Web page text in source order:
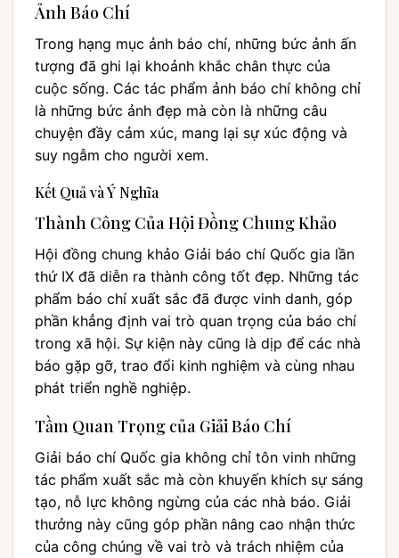
Ảnh Báo Chí
Trong hạng mục ảnh báo chí, những bức ảnh ấn
tượng đã ghi lại khoảnh khắc chân thực của
cuộc sống. Các tác phẩm ảnh báo chí không chỉ
là những bức ảnh đẹp mà còn là những câu
chuyện đầy cảm xúc, mang lại sự xúc động và
suy ngẫm cho người xem.
Kết Quả và Ý Nghĩa
Thành Công Của Hội Đồng Chung Khảo
Hội đồng chung khảo Giải báo chí Quốc gia lần
thứ IX đã diễn ra thành công tốt đẹp. Những tác
phẩm báo chí xuất sắc đã được vinh danh, góp
phần khẳng định vai trò quan trọng của báo chí
trong xã hội. Sự kiện này cũng là dịp để các nhà
báo gặp gỡ, trao đổi kinh nghiệm và cùng nhau
phát triển nghề nghiệp.
Tầm Quan Trọng của Giải Báo Chí
Giải báo chí Quốc gia không chỉ tôn vinh những
tác phẩm xuất sắc mà còn khuyến khích sự sáng
tạo, nỗ lực không ngừng của các nhà báo. Giải
thưởng này cũng góp phần nâng cao nhận thức
của công chúng về vai trò và trách nhiệm của